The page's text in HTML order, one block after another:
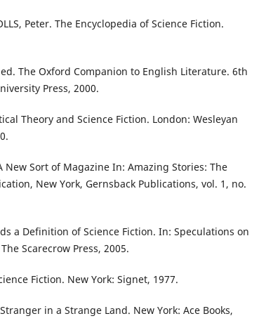
Peter. The Encyclopedia of Science Fiction.
ed. The Oxford Companion to English Literature. 6th
Press, 2000.
Theory and Science Fiction. London: Wesleyan
New Sort of Magazine In: Amazing Stories: The
New York, Gernsback Publications, vol. 1, no.
a Definition of Science Fiction. In: Speculations on
Scarecrow Press, 2005.
Fiction. New York: Signet, 1977.
in a Strange Land. New York: Ace Books,